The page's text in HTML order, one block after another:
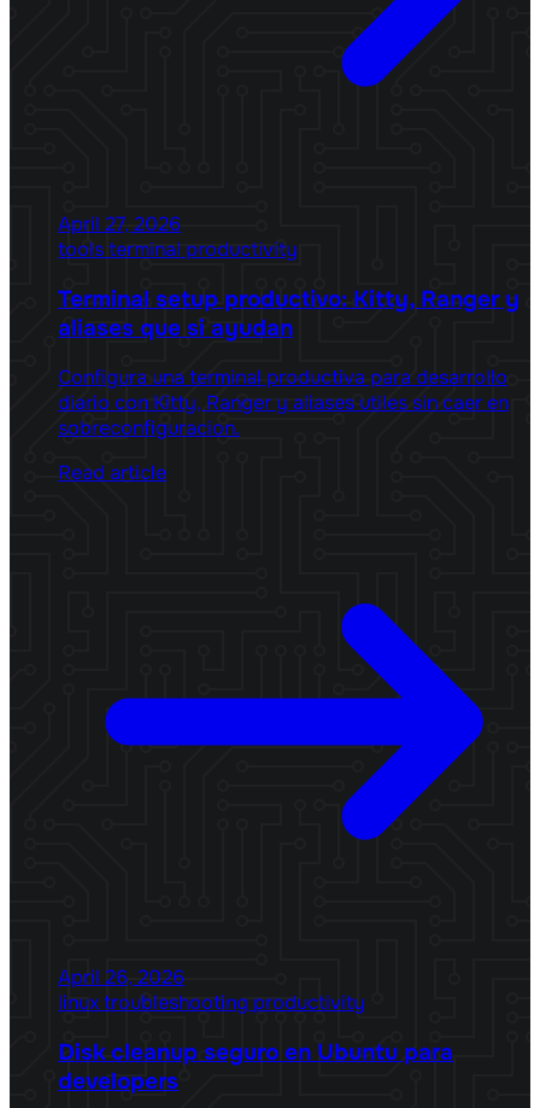
April 27, 2026
toolsterminal productivity
Terminal setup productivo: Kitty, Ranger y
aliases que si ayudan
Configura una terminal productiva para desarrollo
diario con Kitty, Ranger y aliases utiles sin caer en
sobreconfiguracion.
Read article
April 26, 2026
linuxtroubleshooting productivity
Disk cleanup seguro en Ubuntu para
developers